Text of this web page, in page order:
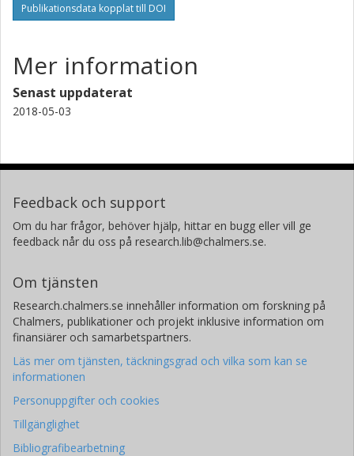
Publikationsdata kopplat till DOI
Mer information
Senast uppdaterat
2018-05-03
Feedback och support
Om du har frågor, behöver hjälp, hittar en bugg eller vill ge
feedback når du oss på research.lib@chalmers.se.
Om tjänsten
Research.chalmers.se innehåller information om forskning på
Chalmers, publikationer och projekt inklusive information om
finansiärer och samarbetspartners.
Läs mer om tjänsten, täckningsgrad och vilka som kan se
informationen
Personuppgifter och cookies
Tillgänglighet
Bibliografibearbetning